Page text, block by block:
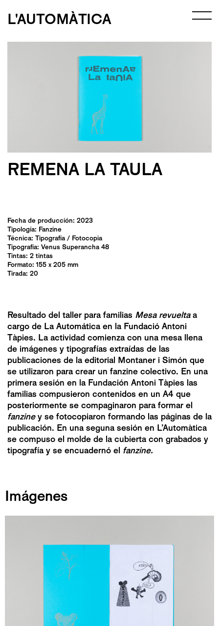
L'AUTOMÀTICA
REMENA LA TAULA
Fecha de producción: 2023
Tipología: Fanzine
Técnica: Tipografía / Fotocopia
Tipografía: Venus Superancha 48
Tintas: 2 tintas
Formato: 155 x 205 mm
Tirada: 20
Resultado del taller para familias Mesa revueltaa
cargo de La Automática en la Fundació Antoni
Tàpies. La actividad comienza con una mesa llena
de imágenes y tipografías extraídas de las
publicaciones de la editorial Montaner i Simón que
se utilizaron para crear un fanzine colectivo. En una
primera sesión en la Fundación Antoni Tàpies las
familias compusieron contenidos en un A4 que
posteriormente se compaginaron para formar el
fanziney se fotocopiaron formando las páginas de la
publicación. En una seguna sesión en L’Automàtica
se compuso el molde de la cubierta con grabados y
tipografía y se encuadernó el fanzine.
Imágenes